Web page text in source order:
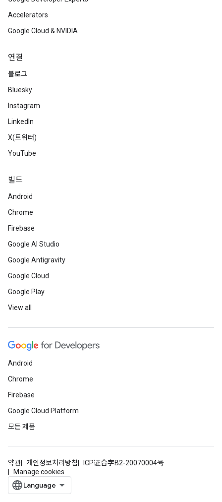
Accelerators
Google Cloud & NVIDIA
연결
블로그
Bluesky
Instagram
LinkedIn
X(트위터)
YouTube
빌드
Android
Chrome
Firebase
Google AI Studio
Google Antigravity
Google Cloud
Google Play
View all
Android
Chrome
Firebase
Google Cloud Platform
모든 제품
약관 개인정보처리방침
ICP证合字B2-20070004号
Manage cookies